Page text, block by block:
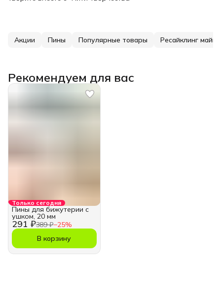
Акции Пины Популярные товары Ресайклинг
Рекомендуем для вас
Только сегодня
291 ₽389 ₽−25%
Пины для бижутерии с
ушком, 20 мм
В корзину